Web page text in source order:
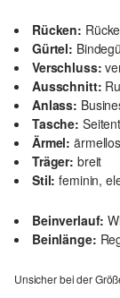
Rücken:
Gürtel:
Verschluss:
Ausschnitt:
Anlass:
Tasche:
Ärmel: ärmellos
Träger: breit
Stil: feminin,
Beinverlauf:
Beinlänge:
Unsicher bei der